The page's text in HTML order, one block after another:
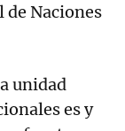
de Naciones
unidad
es y